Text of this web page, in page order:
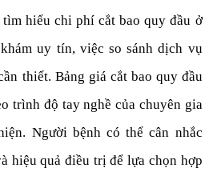
hiểu chi phí cắt bao quy đầu ở
uy tín, việc so sánh dịch vụ
thiết. Bảng giá cắt bao quy đầu
trình độ tay nghề của chuyên gia
Người bệnh có thể cân nhắc
hiệu quả điều trị để lựa chọn hợp